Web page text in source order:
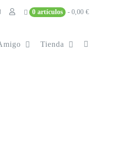
0 artículos 0,00 €
Tienda